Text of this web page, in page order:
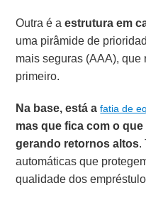
Outra é aestrutura em
uma pirâmide de
mais seguras (AAA),
primeiro.
Na base, está afatia de
mas que fica com o
gerando retornos altos.
automáticas que
qualidade dos